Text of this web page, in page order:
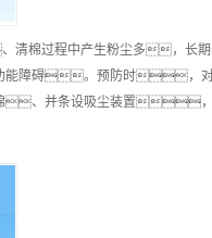
棉过程中产生粉尘多，长期
能障碍。预防时，对
、并条设吸尘装置，